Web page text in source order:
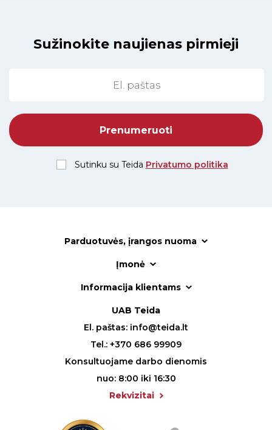
Sužinokite naujienas pirmieji
Sutinku su Teida Privatumo politika
Parduotuvės, įrangos nuoma
Įmonė
Informacija klientams
UAB Teida
El. paštas: info@teida.lt
Tel.: +370 686 99909
Konsultuojame darbo dienomis
nuo: 8:00 iki 16:30
Rekvizitai